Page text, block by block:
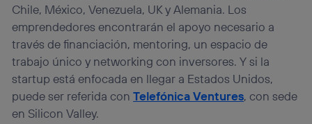
Chile, México, Venezuela, UK y Alemania. Los
emprendedores encontrarán el apoyo necesario a
través de financiación, mentoring, un espacio de
trabajo único y networking con inversores. Y si la
startup está enfocada en llegar a Estados Unidos,
puede ser referida conTelefónica Ventures, con sede
en Silicon Valley.